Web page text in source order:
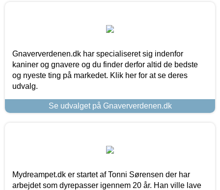
Gnaververdenen.dk har specialiseret sig indenfor
kaniner og gnavere og du finder derfor altid de bedste
og nyeste ting på markedet. Klik her for at se deres
udvalg.
Se udvalget på Gnaververdenen.dk
Mydreampet.dk er startet af Tonni Sørensen der har
arbejdet som dyrepasser igennem 20 år. Han ville lave